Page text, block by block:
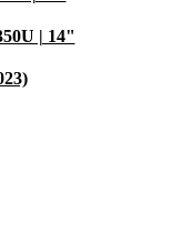
| 14"